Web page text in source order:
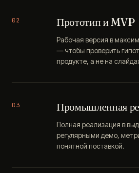
02 Прототип и MVP
Рабочая версия в
— чтобы проверить
продукте, а не на
03 Промышленная
Полная реализация в
регулярными демо,
понятной поставкой.